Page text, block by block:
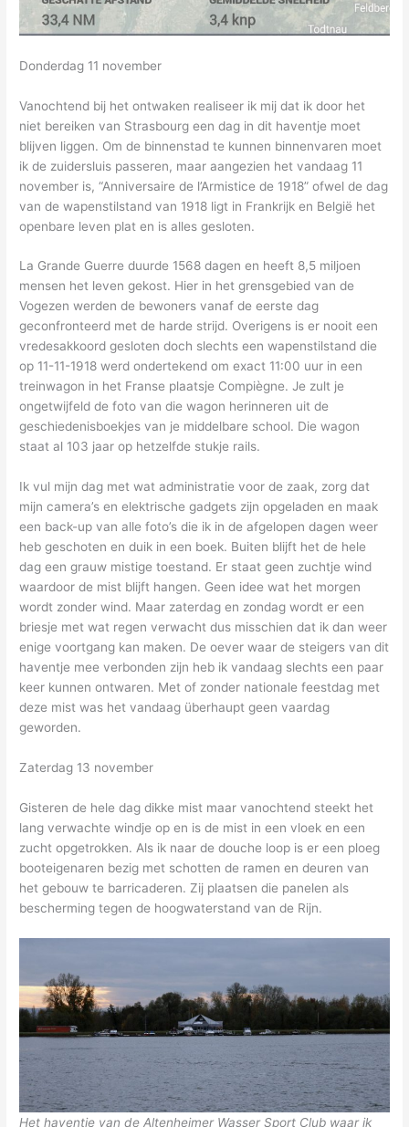
Donderdag 11 november
Vanochtend bij het ontwaken realiseer ik mij dat ik door het
niet bereiken van Strasbourg een dag in dit haventje moet
blijven liggen. Om de binnenstad te kunnen binnenvaren moet
ik de zuidersluis passeren, maar aangezien het vandaag 11
november is, “Anniversaire de l’Armistice de 1918” ofwel de dag
van de wapenstilstand van 1918 ligt in Frankrijk en België het
openbare leven plat en is alles gesloten.
La Grande Guerre duurde 1568 dagen en heeft 8,5 miljoen
mensen het leven gekost. Hier in het grensgebied van de
Vogezen werden de bewoners vanaf de eerste dag
geconfronteerd met de harde strijd. Overigens is er nooit een
vredesakkoord gesloten doch slechts een wapenstilstand die
op 11-11-1918 werd ondertekend om exact 11:00 uur in een
treinwagon in het Franse plaatsje Compiègne. Je zult je
ongetwijfeld de foto van die wagon herinneren uit de
geschiedenisboekjes van je middelbare school. Die wagon
staat al 103 jaar op hetzelfde stukje rails.
Ik vul mijn dag met wat administratie voor de zaak, zorg dat
mijn camera’s en elektrische gadgets zijn opgeladen en maak
een back-up van alle foto’s die ik in de afgelopen dagen weer
heb geschoten en duik in een boek. Buiten blijft het de hele
dag een grauw mistige toestand. Er staat geen zuchtje wind
waardoor de mist blijft hangen. Geen idee wat het morgen
wordt zonder wind. Maar zaterdag en zondag wordt er een
briesje met wat regen verwacht dus misschien dat ik dan weer
enige voortgang kan maken. De oever waar de steigers van dit
haventje mee verbonden zijn heb ik vandaag slechts een paar
keer kunnen ontwaren. Met of zonder nationale feestdag met
deze mist was het vandaag überhaupt geen vaardag
geworden.
Zaterdag 13 november
Gisteren de hele dag dikke mist maar vanochtend steekt het
lang verwachte windje op en is de mist in een vloek en een
zucht opgetrokken. Als ik naar de douche loop is er een ploeg
booteigenaren bezig met schotten de ramen en deuren van
het gebouw te barricaderen. Zij plaatsen die panelen als
bescherming tegen de hoogwaterstand van de Rijn.
Het haventje van de Altenheimer Wasser Sport Club waar ik